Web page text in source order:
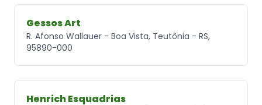
Gessos Art
R. Afonso Wallauer - Boa Vista, Teutônia - RS,
95890-000
Henrich Esquadrias